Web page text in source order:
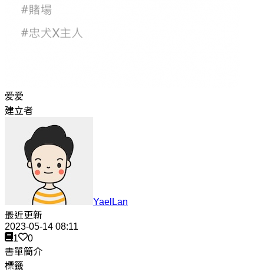
爱爱
建立者
YaelLan
最近更新
2023-05-14 08:11
1
0
書單簡介
標籤